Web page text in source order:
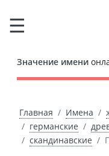
Значение имени
Главная Имена
германские
скандинавские